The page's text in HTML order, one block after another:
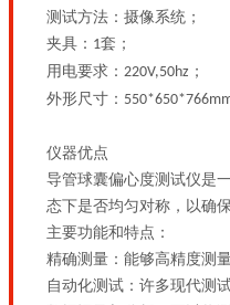
测试方法：摄像系统；
夹具： 1套；
用电要求： 220V,50hz ；
外形尺寸：
仪器优点
导管球囊偏心度测试仪是
态下是否均匀对称，以确
主要功能和特点：
精确测量：能够高精度测
自动化测试：许多现代测